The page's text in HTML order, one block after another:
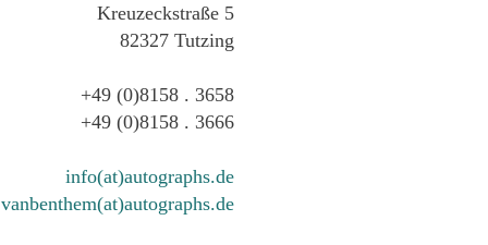
Kreuzeckstraße 5
82327 Tutzing
+49 (0)8158 . 3658
+49 (0)8158 . 3666
info(at)autographs.de
vanbenthem(at)autographs.de